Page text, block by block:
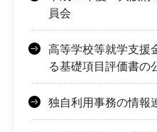
員会
高等学校等就学支援
る基礎項目評価書の
独自利用事務の情報